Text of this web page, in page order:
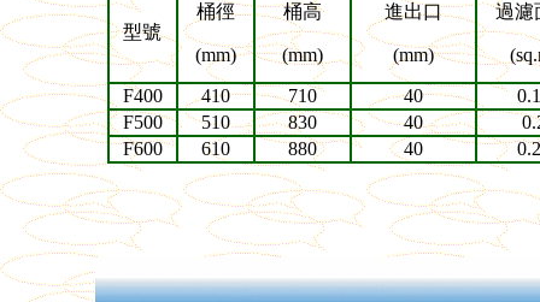
型號
桶徑
(mm)
桶高
(mm)
進出口
(mm)
過濾
F400
410 710 40
F500
510 830 40
F600
610 880 40